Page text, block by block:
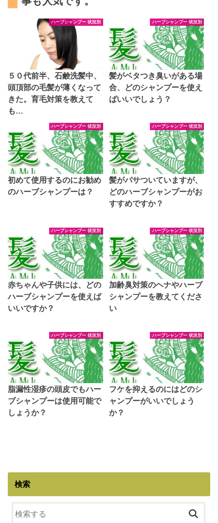
ハーブシャンプー 状況別
５０代前半、石鹸洗髪中、
頭頂部の毛髪が薄くなって
きた。育毛対策を教えて
も…
ハーブシャンプー 状況別
髪がベタつき臭いがある場
合、どのシャンプーを使え
ばいいでしょう？
ハーブシャンプー 状況別
初めて使用するのにお勧め
のハーブシャンプーは？
ハーブシャンプー 状況別
髪がパサついていますが、
どのハーブシャンプーがお
すすめですか？
ハーブシャンプー 状況別
赤ちゃんや子供には、どの
ハーブシャンプーを使えば
いいですか？
ハーブシャンプー 状況別
加齢臭対策のヘナやハーブ
シャンプーを教えてくださ
い
ハーブシャンプー 状況別
脂漏性湿疹の頭皮でもハー
ブシャンプーは使用可能で
しょうか？
ハーブシャンプー 状況別
フケを抑えるのにはどのシ
ャンプーがいいでしょう
か？
検索